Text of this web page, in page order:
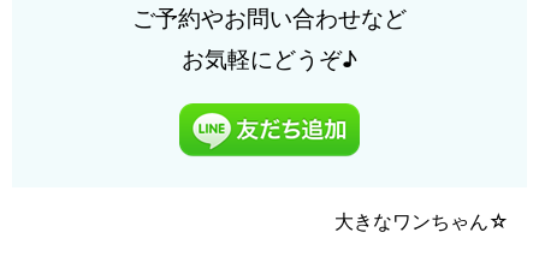
ご予約やお問い合わせなど
お気軽にどうぞ♪
大きなワンちゃん☆